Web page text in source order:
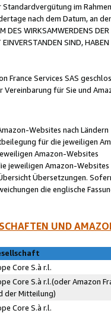
im
nach dem Datum, an
DES WIRKSAMWERDENS
SIND,
France Services SAS
für Sie und
Websites nach Ländern
für die jeweiligen
Amazon-Websites
jeweiligen Amazon-Websites
Übersetzungen.
die englische
UND
Core S.à r.l.
Core S.à r.l.(oder Amazon
der Mitteilung)
Core S.à r.l.